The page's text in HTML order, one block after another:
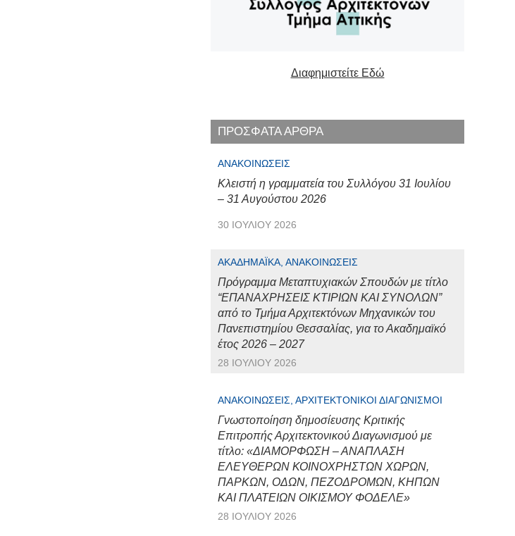
Διαφημιστείτε Εδώ
ΠΡΟΣΦΑΤΑ ΑΡΘΡΑ
ΑΝΑΚΟΙΝΏΣΕΙΣ
Κλειστή η γραμματεία του Συλλόγου 31 Ιουλίου
– 31 Αυγούστου 2026
30 ΙΟΥΛΊΟΥ 2026
ΑΚΑΔΗΜΑΪΚΆ, ΑΝΑΚΟΙΝΏΣΕΙΣ
Πρόγραμμα Μεταπτυχιακών Σπουδών με τίτλο
“ΕΠΑΝΑΧΡΗΣΕΙΣ ΚΤΙΡΙΩΝ ΚΑΙ ΣΥΝΟΛΩΝ”
από το Τμήμα Αρχιτεκτόνων Μηχανικών του
Πανεπιστημίου Θεσσαλίας, για το Ακαδημαϊκό
έτος 2026 – 2027
28 ΙΟΥΛΊΟΥ 2026
ΑΝΑΚΟΙΝΏΣΕΙΣ, ΑΡΧΙΤΕΚΤΟΝΙΚΟΊ ΔΙΑΓΩΝΙΣΜΟΊ
Γνωστοποίηση δημοσίευσης Κριτικής
Επιτροπής Αρχιτεκτονικού Διαγωνισμού με
τίτλο: «ΔΙΑΜΟΡΦΩΣΗ – ΑΝΑΠΛΑΣΗ
ΕΛΕΥΘΕΡΩΝ ΚΟΙΝΟΧΡΗΣΤΩΝ ΧΩΡΩΝ,
ΠΑΡΚΩΝ, ΟΔΩΝ, ΠΕΖΟΔΡΟΜΩΝ, ΚΗΠΩΝ
ΚΑΙ ΠΛΑΤΕΙΩΝ ΟΙΚΙΣΜΟΥ ΦΟΔΕΛΕ»
28 ΙΟΥΛΊΟΥ 2026